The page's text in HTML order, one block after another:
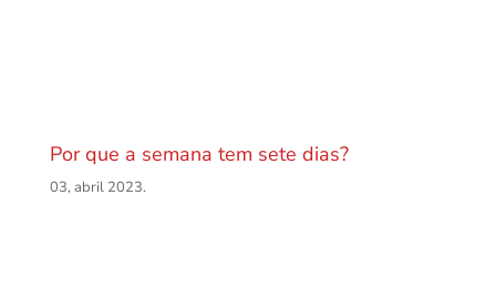
Por que a semana tem sete dias?
03, abril 2023.